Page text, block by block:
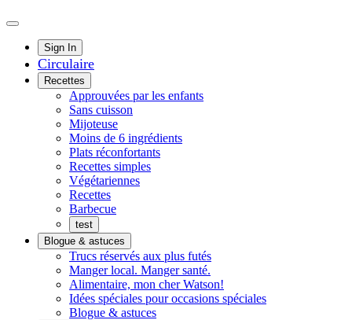
Main
Menu
Sign In
Circulaire
Recettes
Approuvées par les enfants
Sans cuisson
Mijoteuse
Moins de 6 ingrédients
Plats réconfortants
Recettes simples
Végétariennes
Recettes
Barbecue
test
Blogue & astuces
Trucs réservés aux plus futés
Manger local. Manger santé.
Alimentaire, mon cher Watson!
Idées spéciales pour occasions spéciales
Blogue & astuces